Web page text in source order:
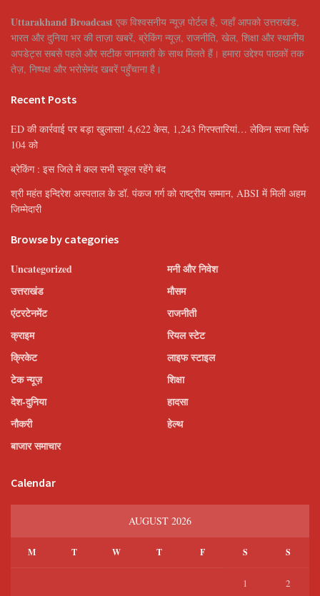
Uttarakhand Broadcast एक विश्वसनीय न्यूज़ पोर्टल है, जहाँ आपको उत्तराखंड,
भारत और दुनिया भर की ताज़ा खबरें, ब्रेकिंग न्यूज़, राजनीति, खेल, शिक्षा और स्थानीय
अपडेट्स सबसे पहले और सटीक जानकारी के साथ मिलते हैं। हमारा उद्देश्य पाठकों तक
तेज़, निष्पक्ष और भरोसेमंद खबरें पहुँचाना है।
Recent Posts
ED की कार्रवाई पर बड़ा खुलासा! 4,622 केस, 1,243 गिरफ्तारियां… लेकिन सजा सिर्फ
104 को
ब्रेकिंग : इस जिले में कल सभी स्कूल रहेंगे बंद
श्री महंत इन्दिरेश अस्पताल के डॉ. पंकज गर्ग को राष्ट्रीय सम्मान, ABSI में मिली अहम
जिम्मेदारी
Browse by categories
Uncategorized
उत्तराखंड
एंटरटेनमेंट
क्राइम
क्रिकेट
टेक न्यूज़
देश-दुनिया
नौकरी
बाजार समाचार
मनी और निवेश
मौसम
राजनीती
रियल स्टेट
लाइफ स्टाइल
शिक्षा
हादसा
हेल्थ
Calendar
AUGUST 2026
M T W T F S S
1 2